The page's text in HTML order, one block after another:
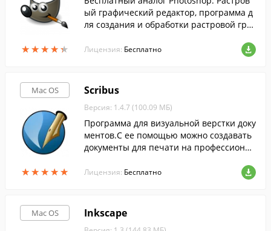
★★★★★
★★★★★
ый графический редактор, программа д
ля создания и обработки растровой гра
векторной графикой.
Лицензия: Бесплатно
Mac OS
★★★★★
★★★★★
Scribus
Версия: 1.4.7 (100.09 МБ)
Программа для визуальной верстки доку
ментов.С ее помощью можно создавать
документы для печати на профессионал
Лицензия: Бесплатно
Mac OS Inkscape